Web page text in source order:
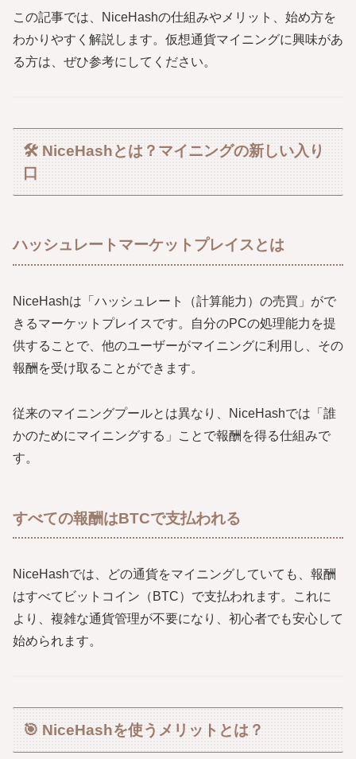
この記事では、NiceHashの仕組みやメリット、始め方を
わかりやすく解説します。仮想通貨マイニングに興味があ
る方は、ぜひ参考にしてください。
🛠 NiceHashとは？マイニングの新しい入り
口
ハッシュレートマーケットプレイスとは
NiceHashは「ハッシュレート（計算能力）の売買」がで
きるマーケットプレイスです。自分のPCの処理能力を提
供することで、他のユーザーがマイニングに利用し、その
報酬を受け取ることができます。
従来のマイニングプールとは異なり、NiceHashでは「誰
かのためにマイニングする」ことで報酬を得る仕組みで
す。
すべての報酬はBTCで支払われる
NiceHashでは、どの通貨をマイニングしていても、報酬
はすべてビットコイン（BTC）で支払われます。これに
より、複雑な通貨管理が不要になり、初心者でも安心して
始められます。
🎯 NiceHashを使うメリットとは？